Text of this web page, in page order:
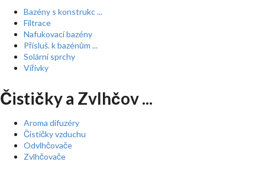
Bazény s konstrukc ...
Filtrace
Nafukovací bazény
Přísluš. k bazénům ...
Solární sprchy
Vířivky
Čističky a Zvlhčov ...
Aroma difuzéry
Čističky vzduchu
Odvlhčovače
Zvlhčovače